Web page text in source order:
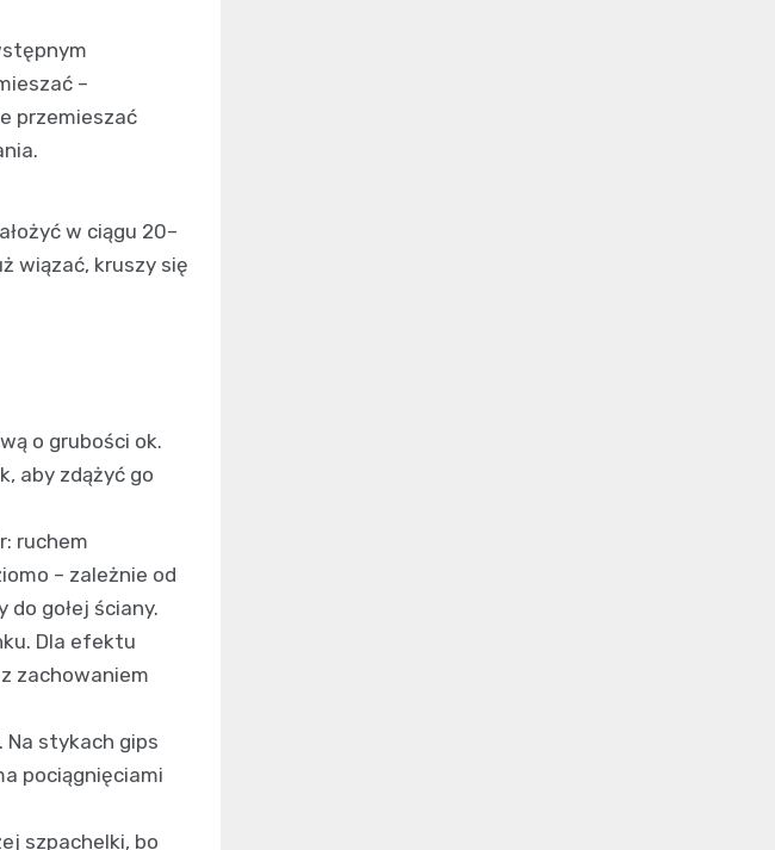
–
przemieszać
w ciągu 20–
wiązać, kruszy się
o grubości ok.
aby zdążyć go
ruchem
– zależnie od
gołej ściany.
Dla efektu
zachowaniem
Na stykach gips
pociągnięciami
szpachelki, bo